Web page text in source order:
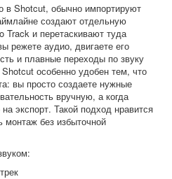
в Shotcut, обычно импортируют
создают отдельную
Track и перетаскивают туда
аудио, двигаете его
и плавные переходы по звуку
особенно удобен тем, что
вы просто создаете нужные
вручную, а когда
на экспорт. Такой подход нравится
монтаж без избыточной